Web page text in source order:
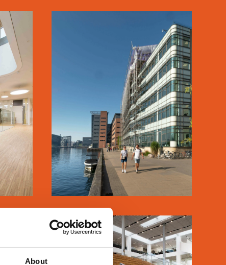
About
KALVEBOD
BRYGGE
SE MERE